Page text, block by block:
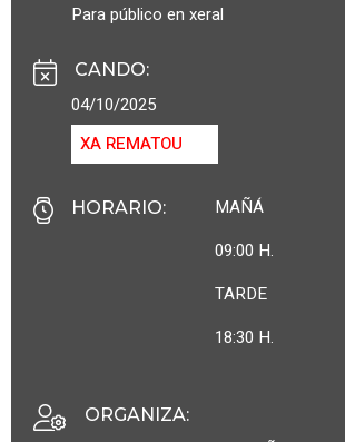
Para público en xeral
CANDO:
04/10/2025
XA REMATOU
HORARIO:
MAÑÁ
09:00 H.
TARDE
18:30 H.
ORGANIZA: